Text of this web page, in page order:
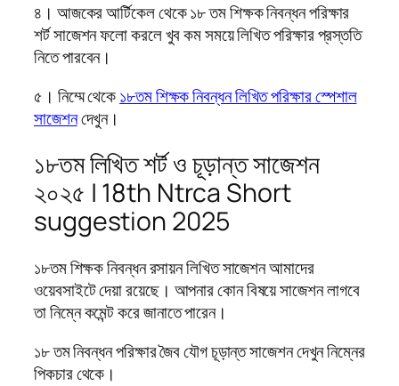
৪। আজকের আর্টিকেল থেকে ১৮ তম শিক্ষক নিবন্ধন পরিক্ষার
শর্ট সাজেশন ফলো করলে খুব কম সময়ে লিখিত পরিক্ষার প্রস্ততি
নিতে পারবেন।
৫। নিম্মে থেকে১৮তম শিক্ষক নিবন্ধন লিখিত পরিক্ষার স্পেশাল
সাজেশনদেখুন।
১৮তম লিখিত শর্ট ও চূড়ান্ত সাজেশন
২০২৫ | 18th Ntrca Short
suggestion 2025
১৮তম শিক্ষক নিবন্ধন রসায়ন লিখিত সাজেশন আমাদের
ওয়েবসাইটে দেয়া রয়েছে। আপনার কোন বিষয়ে সাজেশন লাগবে
তা নিম্নে কমেন্ট করে জানাতে পারেন।
১৮ তম নিবন্ধন পরিক্ষার জৈব যৌগ চূড়ান্ত সাজেশন দেখুন নিম্নের
পিকচার থেকে।